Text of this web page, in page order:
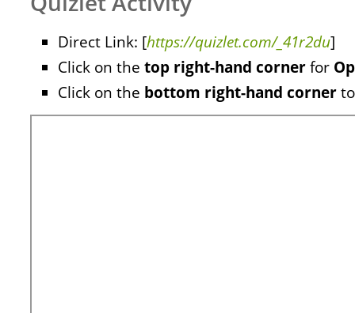
Direct Link: [https://quizlet.com/_41r2du]
Click on the top right-hand cornerfor
Click on the bottom right-hand corner